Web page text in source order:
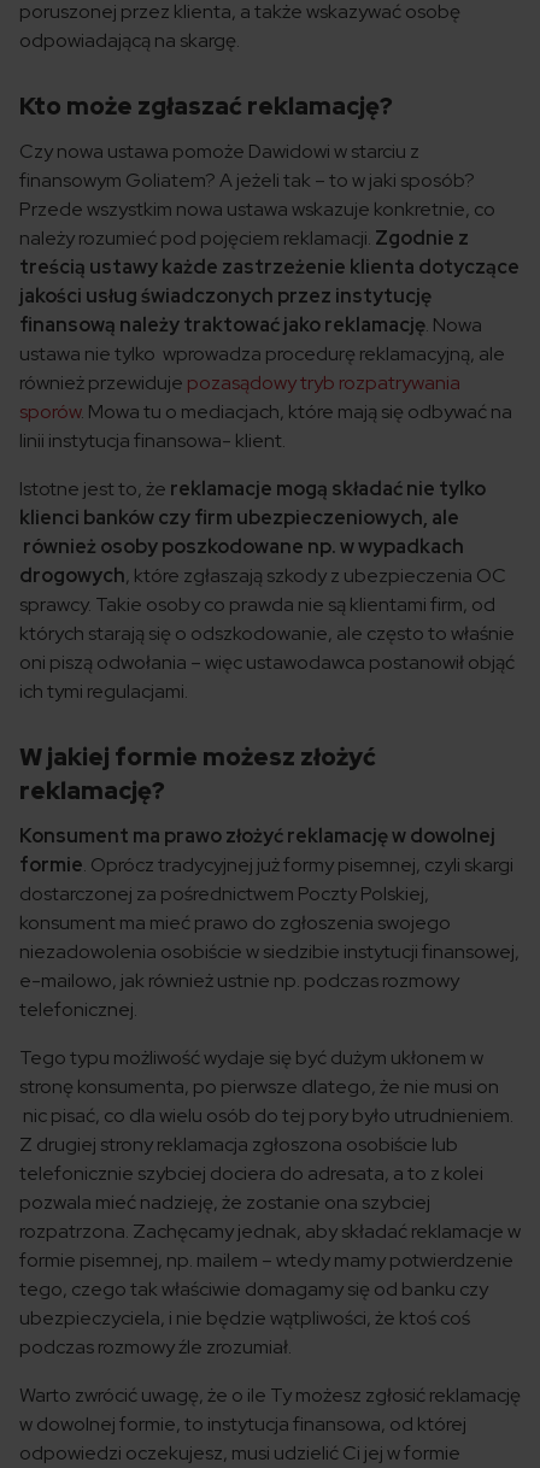
poruszonej przez klienta, a także wskazywać osobę
odpowiadającą na skargę.
Kto może zgłaszać reklamację?
Czy nowa ustawa pomoże Dawidowi w starciu z
finansowym Goliatem? A jeżeli tak – to w jaki sposób?
Przede wszystkim nowa ustawa wskazuje konkretnie, co
należy rozumieć pod pojęciem reklamacji. Zgodnie z
treścią ustawy każde zastrzeżenie klienta dotyczące
jakości usług świadczonych przez instytucję
finansową należy traktować jako reklamację. Nowa
ustawa nie tylko wprowadza procedurę reklamacyjną, ale
również przewiduje pozasądowy tryb rozpatrywania
sporów. Mowa tu o mediacjach, które mają się odbywać na
linii instytucja finansowa- klient.
Istotne jest to, że reklamacje mogą składać nie tylko
klienci banków czy firm ubezpieczeniowych, ale
również osoby poszkodowane np. w wypadkach
drogowych, które zgłaszają szkody z ubezpieczenia OC
sprawcy. Takie osoby co prawda nie są klientami firm, od
których starają się o odszkodowanie, ale często to właśnie
oni piszą odwołania – więc ustawodawca postanowił objąć
ich tymi regulacjami.
W jakiej formie możesz złożyć
reklamację?
Konsument ma prawo złożyć reklamację w dowolnej
formie. Oprócz tradycyjnej już formy pisemnej, czyli skargi
dostarczonej za pośrednictwem Poczty Polskiej,
konsument ma mieć prawo do zgłoszenia swojego
niezadowolenia osobiście w siedzibie instytucji finansowej,
e-mailowo, jak również ustnie np. podczas rozmowy
telefonicznej.
Tego typu możliwość wydaje się być dużym ukłonem w
stronę konsumenta, po pierwsze dlatego, że nie musi on
nic pisać, co dla wielu osób do tej pory było utrudnieniem.
Z drugiej strony reklamacja zgłoszona osobiście lub
telefonicznie szybciej dociera do adresata, a to z kolei
pozwala mieć nadzieję, że zostanie ona szybciej
rozpatrzona. Zachęcamy jednak, aby składać reklamacje w
formie pisemnej, np. mailem – wtedy mamy potwierdzenie
tego, czego tak właściwie domagamy się od banku czy
ubezpieczyciela, i nie będzie wątpliwości, że ktoś coś
podczas rozmowy źle zrozumiał.
Warto zwrócić uwagę, że o ile Ty możesz zgłosić reklamację
w dowolnej formie, to instytucja finansowa, od której
odpowiedzi oczekujesz, musi udzielić Ci jej w formie